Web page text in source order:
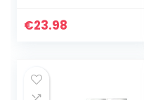
Plastic met Deksel,
€23.98